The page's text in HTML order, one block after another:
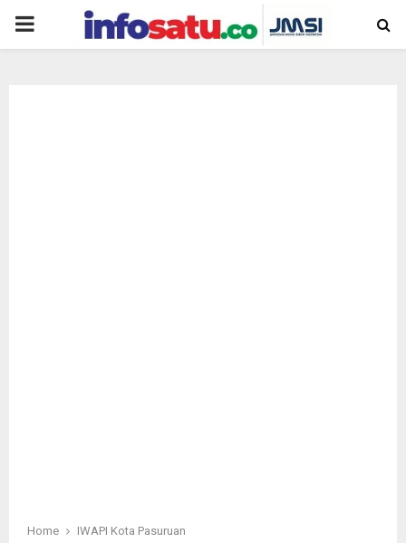
PRIMARY
Home IWAPI Kota Pasuruan